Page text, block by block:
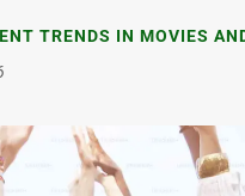
TRENDS IN MOVIES